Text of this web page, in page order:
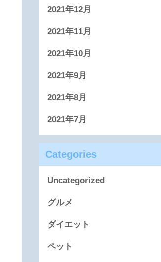
2021年12月
2021年11月
2021年10月
2021年9月
2021年8月
2021年7月
Categories
Uncategorized
グルメ
ダイエット
ペット